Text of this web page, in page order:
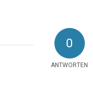
0
ANTWORTEN